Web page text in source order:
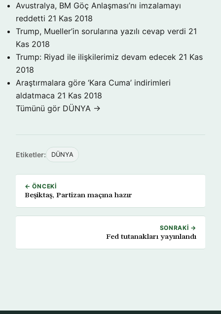
Avustralya, BM Göç Anlaşması’nı imzalamayı
reddetti 21 Kas 2018
Trump, Mueller’in sorularına yazılı cevap verdi 21
Kas 2018
Trump: Riyad ile ilişkilerimiz devam edecek 21 Kas
2018
Araştırmalara göre ‘Kara Cuma’ indirimleri
aldatmaca 21 Kas 2018
Tümünü gör DÜNYA →
Etiketler: DÜNYA
← ÖNCEKI
Beşiktaş, Partizan maçına hazır
SONRAKI →
Fed tutanakları yayınlandı